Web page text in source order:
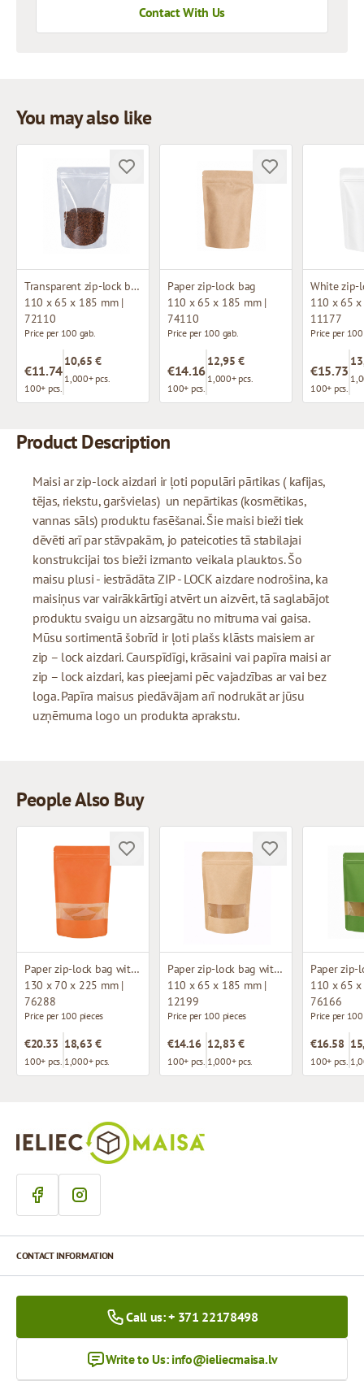
Contact With Us
You may also like
Transparent zip-lock bag
110 x 65 x 185 mm |
72110
Price per 100 gab.
€11.74
100+ pcs.
10,65 €
1,000+ pcs.
Paper zip-lock bag
110 x 65 x 185 mm |
74110
Price per 100 gab.
€14.16
100+ pcs.
12,95 €
1,000+ pcs.
White zip-
110 x 65
11177
Price per
€15.73
100+ pcs.
Product Description
Maisi ar zip-lock aizdari ir ļoti populāri pārtikas ( kafijas,
tējas, riekstu, garšvielas) un nepārtikas (kosmētikas,
vannas sāls) produktu fasēšanai. Šie maisi bieži tiek
dēvēti arī par stāvpakām, jo pateicoties tā stabilajai
konstrukcijai tos bieži izmanto veikala plauktos. Šo
maisu plusi - iestrādāta ZIP - LOCK aizdare nodrošina, ka
maisiņus var vairākkārtīgi atvērt un aizvērt, tā saglabājot
produktu svaigu un aizsargātu no mitruma vai gaisa.
Mūsu sortimentā šobrīd ir ļoti plašs klāsts maisiem ar
zip – lock aizdari. Caurspīdīgi, krāsaini vai papīra maisi ar
zip – lock aizdari, kas pieejami pēc vajadzības ar vai bez
loga. Papīra maisus piedāvājam arī nodrukāt ar jūsu
uzņēmuma logo un produkta aprakstu.
People Also Buy
Paper zip-lock bag with window
130 x 70 x 225 mm |
76288
Price per 100 pieces
€20.33
100+ pcs.
18,63 €
1,000+ pcs.
Paper zip-lock bag with window
110 x 65 x 185 mm |
12199
Price per 100 pieces
€14.16
100+ pcs.
12,83 €
1,000+ pcs.
110 x 65
76166
Price per
€16.58
100+ pcs.
CONTACT INFORMATION
Call us: + 371 22178498
Write to Us: info@ieliecmaisa.lv